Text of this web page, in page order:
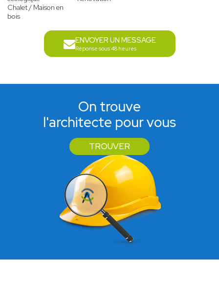
Chalet / Maison en
bois
ENVOYER UN MESSAGE
Réponse sous 48 heures
On trouve
l'architecte pour vous
TROUVER